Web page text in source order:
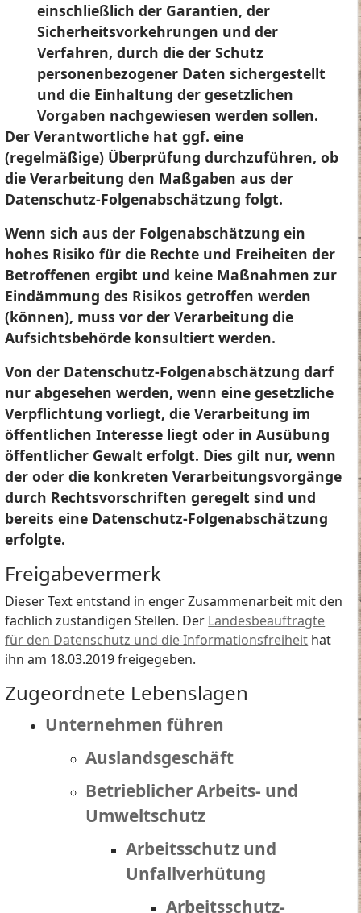
einschließlich der Garantien, der
Sicherheitsvorkehrungen und der
Verfahren, durch die der Schutz
personenbezogener Daten sichergestellt
und die Einhaltung der gesetzlichen
Vorgaben nachgewiesen werden sollen.
Der Verantwortliche hat ggf. eine
(regelmäßige) Überprüfung durchzuführen, ob
die Verarbeitung den Maßgaben aus der
Datenschutz-Folgenabschätzung folgt.
Wenn sich aus der Folgenabschätzung ein
hohes Risiko für die Rechte und Freiheiten der
Betroffenen ergibt und keine Maßnahmen zur
Eindämmung des Risikos getroffen werden
(können), mussvor der Verarbeitung die
Aufsichtsbehörde konsultiert werden.
Von der Datenschutz-Folgenabschätzung darf
nur abgesehen werden, wenn eine gesetzliche
Verpflichtung vorliegt, die Verarbeitung im
öffentlichen Interesse liegt oder in Ausübung
öffentlicher Gewalt erfolgt. Dies gilt nur, wenn
der oder die konkreten Verarbeitungsvorgänge
durch Rechtsvorschriften geregelt sind und
bereits eine Datenschutz-Folgenabschätzung
erfolgte.
Freigabevermerk
Dieser Text entstand in enger Zusammenarbeit mit den
fachlich zuständigen Stellen. Der Landesbeauftragte
für den Datenschutz und die Informationsfreiheit hat
ihn am 18.03.2019 freigegeben.
Zugeordnete Lebenslagen
Unternehmen führen
Auslandsgeschäft
Betrieblicher Arbeits- und
Umweltschutz
Arbeitsschutz und
Unfallverhütung
Arbeitsschutz-